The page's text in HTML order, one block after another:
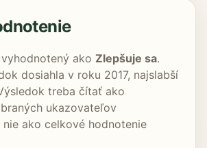
ako Zlepšuje sa.
dosiahla v roku 2017, najslabší
treba čítať ako
ukazovateľov
nie ako celkové hodnotenie